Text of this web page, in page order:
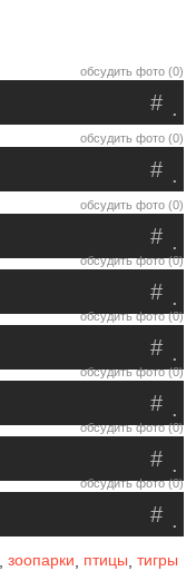
обсудить фото (0)
.
#
обсудить фото (0)
.
#
обсудить фото (0)
.
#
обсудить фото (0)
.
#
обсудить фото (0)
.
#
обсудить фото (0)
.
#
обсудить фото (0)
.
#
обсудить фото (0)
.
#
зоопарки птицы тигры